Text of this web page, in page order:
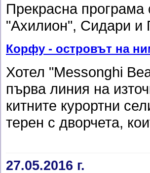
Прекрасна програма
"Ахилион", Сидари и
Корфу - островът на
Хотел "Мessonghi
първа линия на
китните курортни
терен с дворчета,
27.05.2016 г.